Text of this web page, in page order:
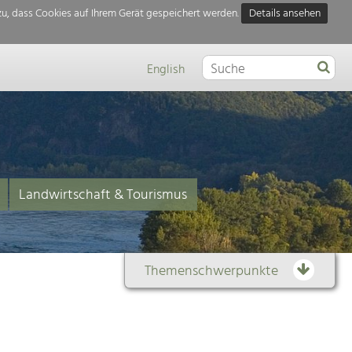
dass Cookies auf Ihrem Gerät gespeichert werden.
Details ansehen
English
Landwirtschaft & Tourismus
Themenschwerpunkte